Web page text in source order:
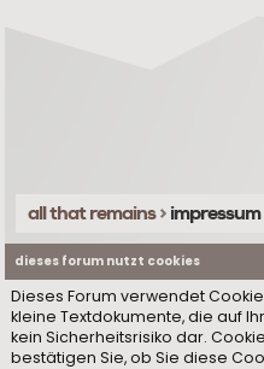
all that remains>impressum
dieses forum nutzt cookies
Dieses Forum verwendet
kleine Textdokumente, die auf
kein Sicherheitsrisiko dar.
bestätigen Sie, ob Sie diese